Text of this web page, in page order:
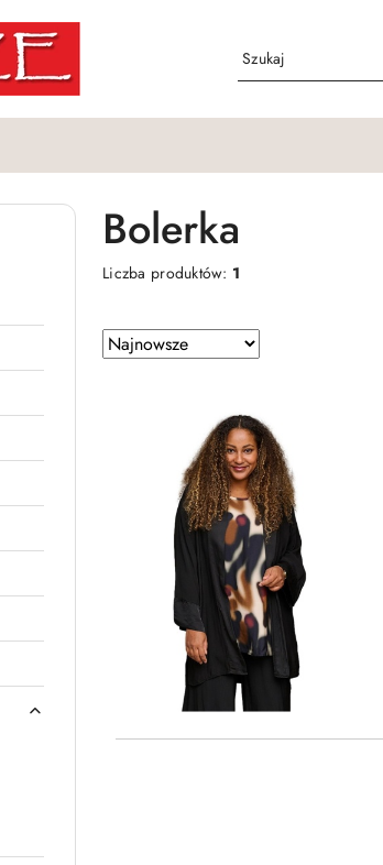
Bolerka
Liczba produktów: 1
Zastosowano
sortowanie:
Sortuj
według